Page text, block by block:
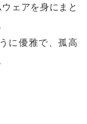
ェアを身にまと
に優雅で、孤高